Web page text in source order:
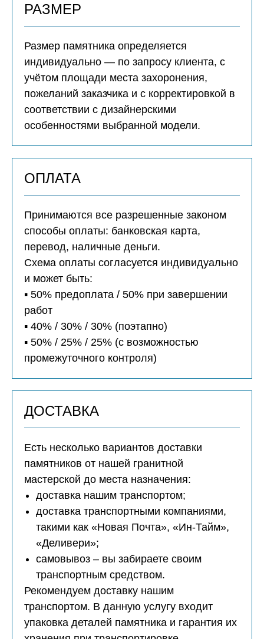
РАЗМЕР
Размер памятника определяется
индивидуально — по запросу клиента, с
учётом площади места захоронения,
пожеланий заказчика и с корректировкой в
соответствии с дизайнерскими
особенностями выбранной модели.
ОПЛАТА
Принимаются все разрешенные законом
способы оплаты: банковская карта,
перевод, наличные деньги.
Схема оплаты согласуется индивидуально
и может быть:
▪️ 50% предоплата / 50% при завершении
работ
▪️ 40% / 30% / 30% (поэтапно)
▪️ 50% / 25% / 25% (с возможностью
промежуточного контроля)
ДОСТАВКА
Есть несколько вариантов доставки
памятников от нашей гранитной
мастерской до места назначения:
доставка нашим транспортом;
доставка транспортными компаниями,
такими как «Новая Почта», «Ин-Тайм»,
«Деливери»;
самовывоз – вы забираете своим
транспортным средством.
Рекомендуем доставку нашим
транспортом. В данную услугу входит
упаковка деталей памятника и гарантия их